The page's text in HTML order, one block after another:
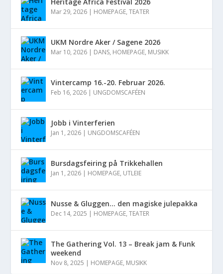
Mar 29, 2026 | HOMEPAGE,TEATER
UKM Nordre Aker / Sagene 2026
Mar 10, 2026 | DANS, HOMEPAGE, MUSIKK
Vintercamp 16.-20. Februar 2026.
Feb 16, 2026 | UNGDOMSCAFÉEN
Jobb i Vinterferien
Jan 1, 2026 | UNGDOMSCAFÉEN
Bursdagsfeiring på Trikkehallen
Jan 1, 2026 | HOMEPAGE, UTLEIE
Nusse & Gluggen… den magiske julepakka
Dec 14, 2025 | HOMEPAGE,TEATER
The Gathering Vol. 13 – Break jam & Funk
weekend
Nov 8, 2025 | HOMEPAGE, MUSIKK